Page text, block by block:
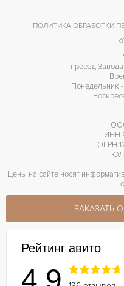
ПОЛИТИКА ОБРАБОТКИ
проезд
Понедельник
ИНН
ОГРН
Цены на сайте носят
ЗАКАЗАТЬ
Рейтинг авито